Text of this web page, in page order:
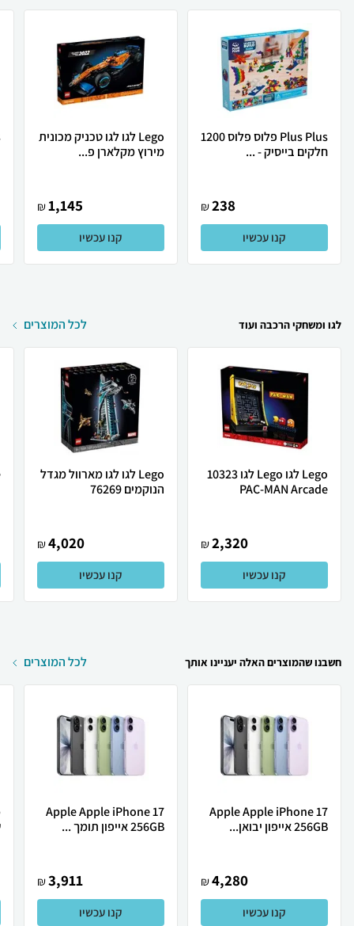
Plus Plus פלוס פלוס 1200
חלקים בייסיק - ...
238
₪
קנו עכשיו
Lego לגו לגו טכניק מכונית
מירוץ מקלארן פ...
1,145
₪
קנו עכשיו
לגו ומשחקי הרכבה ועוד לכל המוצרים
Lego לגו Lego לגו 10323
PAC-MAN Arcade
2,320
₪
קנו עכשיו
Lego לגו לגו מארוול מגדל
הנוקמים 76269
4,020
₪
קנו עכשיו
חשבנו שהמוצרים האלה יעניינו אותך לכל המוצרים
Apple Apple iPhone 17
256GB אייפון יבואן...
4,280
₪
קנו עכשיו
Apple Apple iPhone 17
256GB אייפון תומך ...
3,911
₪
קנו עכשיו